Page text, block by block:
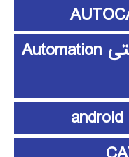
آموزش اتوماسیون صنعتی Automation